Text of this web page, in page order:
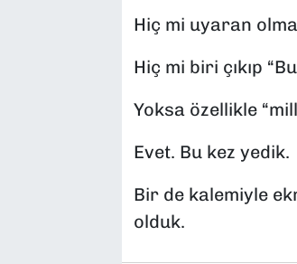
Hiç mi uyaran
Hiç mi biri çıkıp
Yoksa özellikle
Evet. Bu kez yedik.
Bir de kalemiyle
olduk.